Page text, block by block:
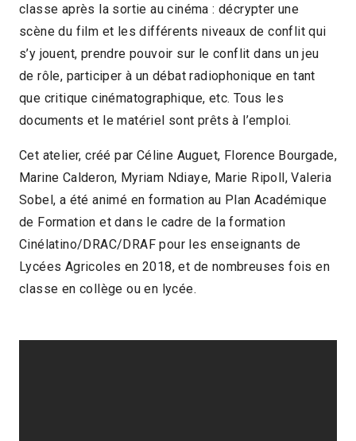
classe après la sortie au cinéma : décrypter une
scène du film et les différents niveaux de conflit qui
s’y jouent, prendre pouvoir sur le conflit dans un jeu
de rôle, participer à un débat radiophonique en tant
que critique cinématographique, etc. Tous les
documents et le matériel sont prêts à l’emploi.
Cet atelier, créé par Céline Auguet, Florence Bourgade,
Marine Calderon, Myriam Ndiaye, Marie Ripoll, Valeria
Sobel, a été animé en formation au Plan Académique
de Formation et dans le cadre de la formation
Cinélatino/DRAC/DRAF pour les enseignants de
Lycées Agricoles en 2018, et de nombreuses fois en
classe en collège ou en lycée.